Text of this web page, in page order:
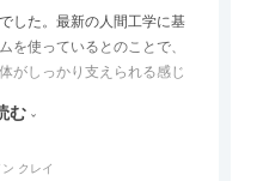
した。最新の人間工学に基
を使っているとのことで、
がしっかり支えられる感じ
。回転タイプなので、個人
む
クレイ